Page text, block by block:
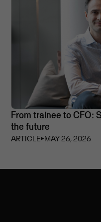
From trainee to CFO:
the future
ARTICLE⏵MAY 26, 2026